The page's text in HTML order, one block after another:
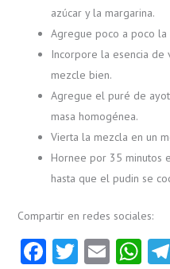
azúcar y la margarina.
Agregue poco a poco
Incorpore la esencia de
mezcle bien.
Agregue el puré de
masa homogénea.
Vierta la mezcla en un
Hornee por 35 minutos
hasta que el pudin se
Compartir en redes sociales:
FaT E W